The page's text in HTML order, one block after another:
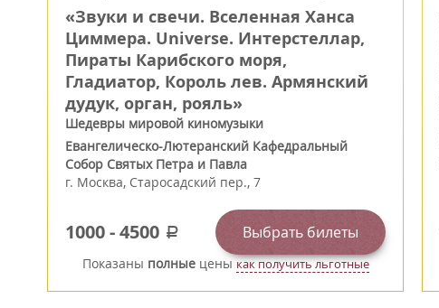
«Звуки и свечи. Вселенная Ханса
Циммера. Universe. Интерстеллар,
Пираты Карибского моря,
Гладиатор, Король лев. Армянский
дудук, орган, рояль»
Шедевры мировой киномузыки
Евангелическо-Лютеранский Кафедральный
Собор Святых Петра и Павла
г. Москва, Старосадский пер., 7
1000-4500 a Выбрать билеты
Показаны полныеценыкак получить льготные